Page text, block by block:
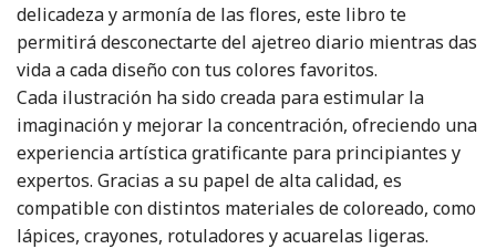
delicadeza y armonía de las flores, este libro te
permitirá desconectarte del ajetreo diario mientras das
vida a cada diseño con tus colores favoritos.
Cada ilustración ha sido creada para estimular la
imaginación y mejorar la concentración, ofreciendo una
experiencia artística gratificante para principiantes y
expertos. Gracias a su papel de alta calidad, es
compatible con distintos materiales de coloreado, como
lápices, crayones, rotuladores y acuarelas ligeras.